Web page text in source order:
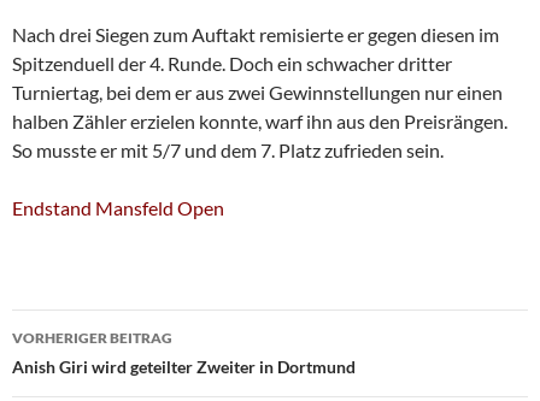
Nach drei Siegen zum Auftakt remisierte er gegen diesen im
Spitzenduell der 4. Runde. Doch ein schwacher dritter
Turniertag, bei dem er aus zwei Gewinnstellungen nur einen
halben Zähler erzielen konnte, warf ihn aus den Preisrängen.
So musste er mit 5/7 und dem 7. Platz zufrieden sein.
Endstand Mansfeld Open
Beitragsnavigation
VORHERIGER BEITRAG
Anish Giri wird geteilter Zweiter in Dortmund